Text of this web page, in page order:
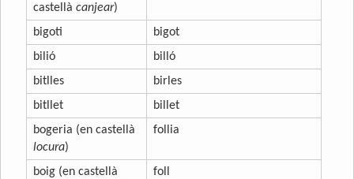
castellà canjear)
bigoti
bigot
bilió
billó
bitlles
birles
bitllet
billet
bogeria (en castellà
locura)
follia
boig (en castellà
foll